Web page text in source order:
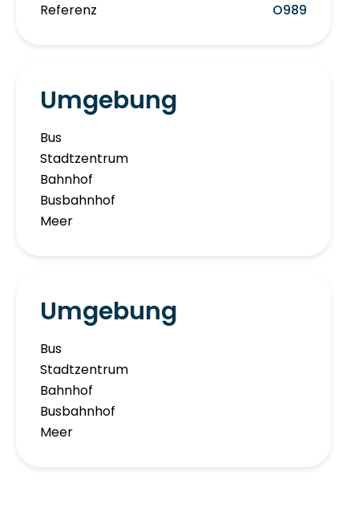
Referenz O989
Umgebung
Bus
Stadtzentrum
Bahnhof
Busbahnhof
Meer
Umgebung
Bus
Stadtzentrum
Bahnhof
Busbahnhof
Meer